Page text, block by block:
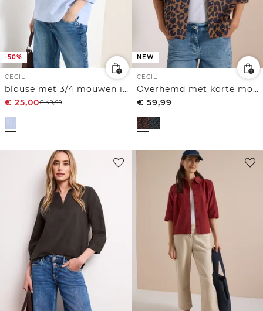
-50%
CECIL
blouse met 3/4 mouwen in seersucker kwaliteit
€ 25,00€49,99
NEW
CECIL
Overhemd met korte mouwen van corduroy met luipaardprint
€ 59,99